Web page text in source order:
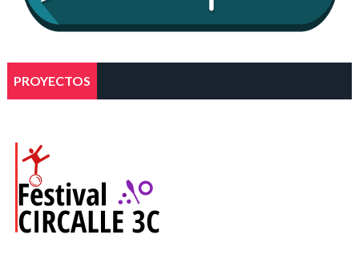
PROYECTOS